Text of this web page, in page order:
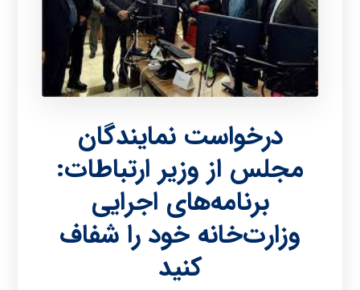
درخواست نمایندگان
مجلس از وزیر ارتباطات:
برنامه‌های اجرایی
وزارت‌خانه خود را شفاف
کنید